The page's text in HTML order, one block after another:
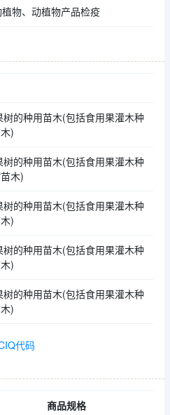
物、动植物产品检疫
的种用苗木(包括食用果灌木种
)
的种用苗木(包括食用果灌木种
木)
的种用苗木(包括食用果灌木种
)
的种用苗木(包括食用果灌木种
)
的种用苗木(包括食用果灌木种
)
代码
商品规格